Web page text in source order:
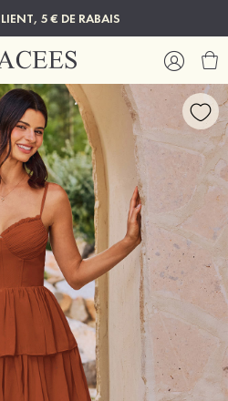
5 € DE RABAIS